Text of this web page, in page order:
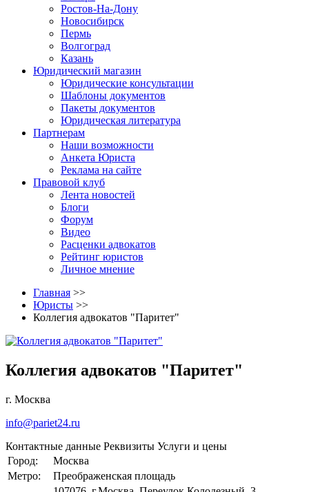
Ростов-На-Дону
Новосибирск
Пермь
Волгоград
Казань
Юридический магазин
Юридические консультации
Шаблоны документов
Пакеты документов
Юридическая литература
Партнерам
Наши возможности
Анкета Юриста
Реклама на сайте
Правовой клуб
Лента новостей
Блоги
Форум
Видео
Расценки адвокатов
Рейтинг юристов
Личное мнение
Главная >>
Юристы >>
Коллегия адвокатов "Паритет"
Коллегия адвокатов "Паритет"
г. Москва
info@pariet24.ru
Контактные данные Реквизиты Услуги и цены
Город:
Москва
Метро:
Преображенская площадь